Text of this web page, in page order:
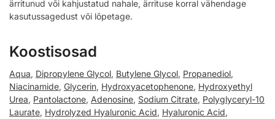
ärritunud või kahjustatud nahale, ärrituse korral vähendage
kasutussagedust või lõpetage.
Koostisosad
Aqua, Dipropylene Glycol, Butylene Glycol, Propanediol,
Niacinamide, Glycerin, Hydroxyacetophenone, Hydroxyethyl
Urea, Pantolactone, Adenosine, Sodium Citrate, Polyglyceryl-10
Laurate, Hydrolyzed Hyaluronic Acid, Hyaluronic Acid,